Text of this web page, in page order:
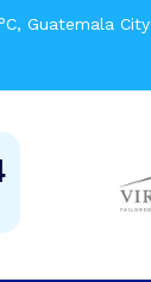
Guatemala City